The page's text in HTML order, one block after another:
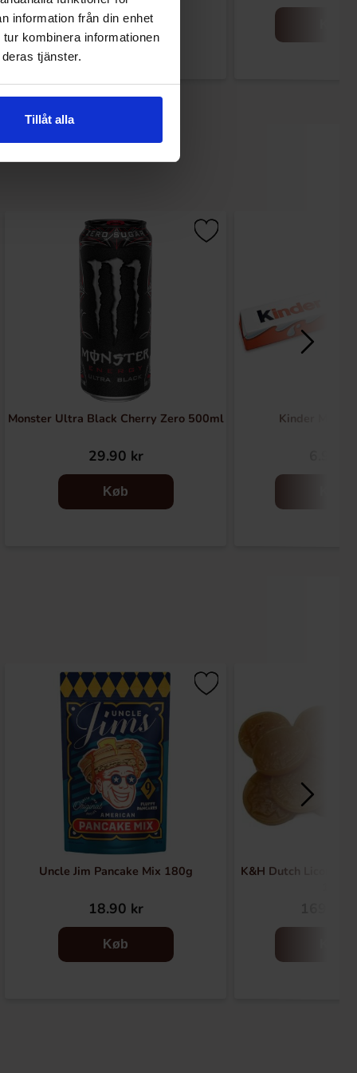
information från din enhet
kombinera informationen
tjänster.
Tillåt alla
Køb
Monster Ultra Black Cherry Zero 500ml
29.90 kr
Køb
Kinder Maxi
Uncle Jim Pancake Mix 180g
18.90 kr
Køb
K&H Dutch Licorice